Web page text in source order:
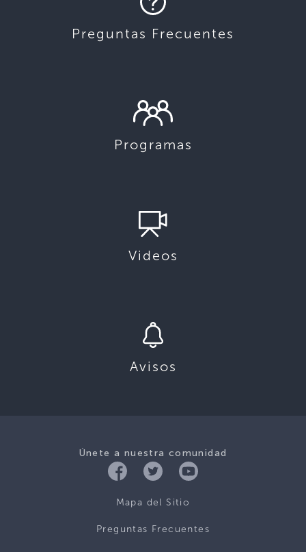
Preguntas Frecuentes
Programas
Videos
Avisos
Únete a nuestra comunidad
Mapa del Sitio
Preguntas Frecuentes